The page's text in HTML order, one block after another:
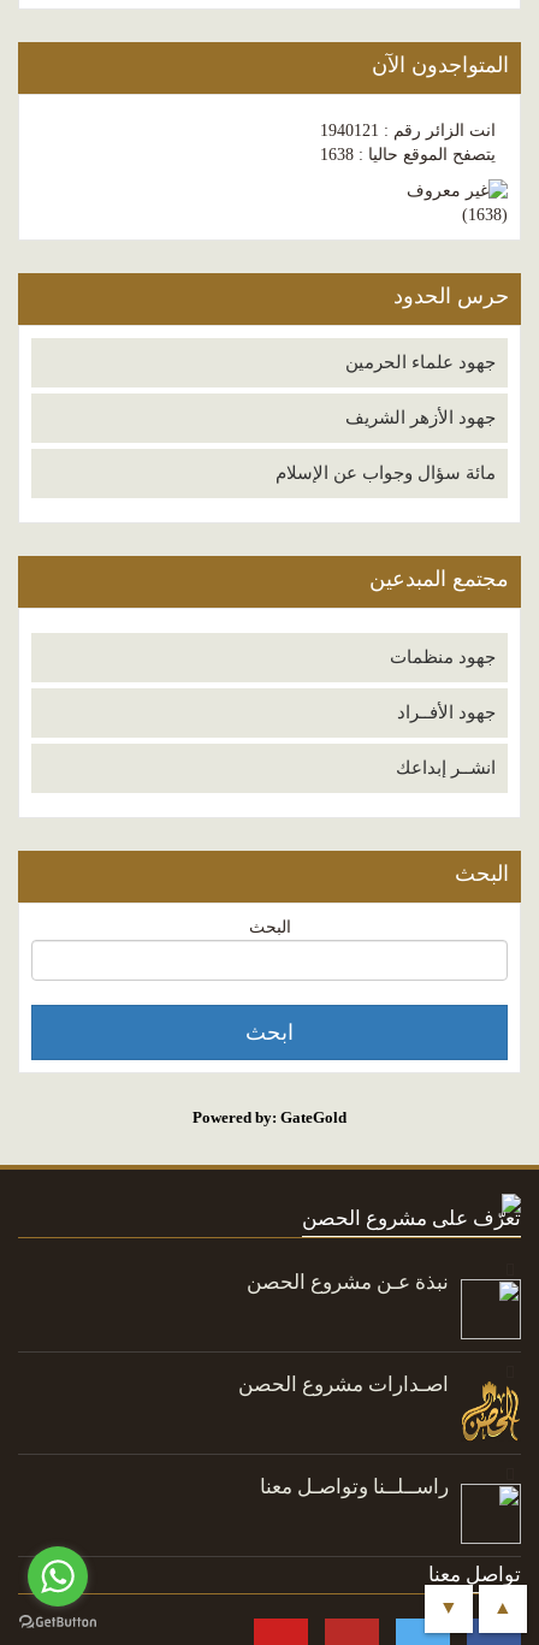
المتواجدون الآن
انت الزائر رقم : 1940121
يتصفح الموقع حاليا : 1638
(
1638
)
حرس الحدود
جهود علماء الحرمين
جهود الأزهر الشريف
مائة سؤال وجواب عن الإسلام
مجتمع المبدعين
جهود منظمات
جهود الأفــراد
انشــر إبداعك
البحث
البحث
Powered by: GateGold
تعرّف على مشروع الحصن
نبذة عـن مشروع الحصن
اصـدارات مشروع الحصن
راســلــنا وتواصـل معنا
تواصل معنا
▲
▼